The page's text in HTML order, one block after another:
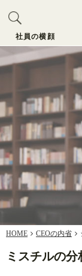
社員の横顔
HOME CEOの内省
ミスチルの分